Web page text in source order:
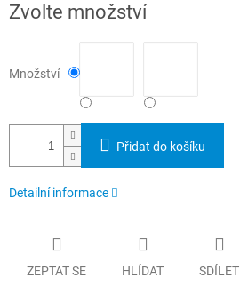
cena:
Zvolte množství
Množství
Přidat do košíku
Detailní informace
ZEPTAT SE HLÍDAT SDÍLET